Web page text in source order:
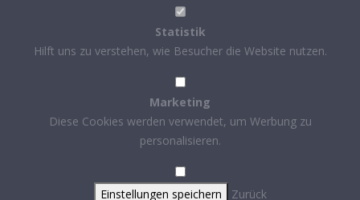
Statistik
Hilft uns zu verstehen, wie Besucher die Website nutzen.
Marketing
Diese Cookies werden verwendet, um Werbung zu
personalisieren.
Einstellungen speichern Zurück